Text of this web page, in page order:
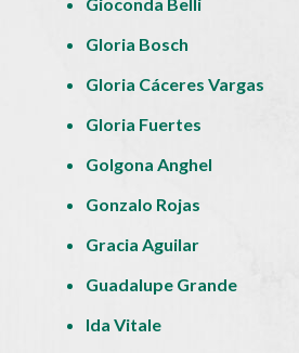
Gloria Bosch
Gloria Cáceres Vargas
Gloria Fuertes
Golgona Anghel
Gonzalo Rojas
Gracia Aguilar
Guadalupe Grande
Ida Vitale